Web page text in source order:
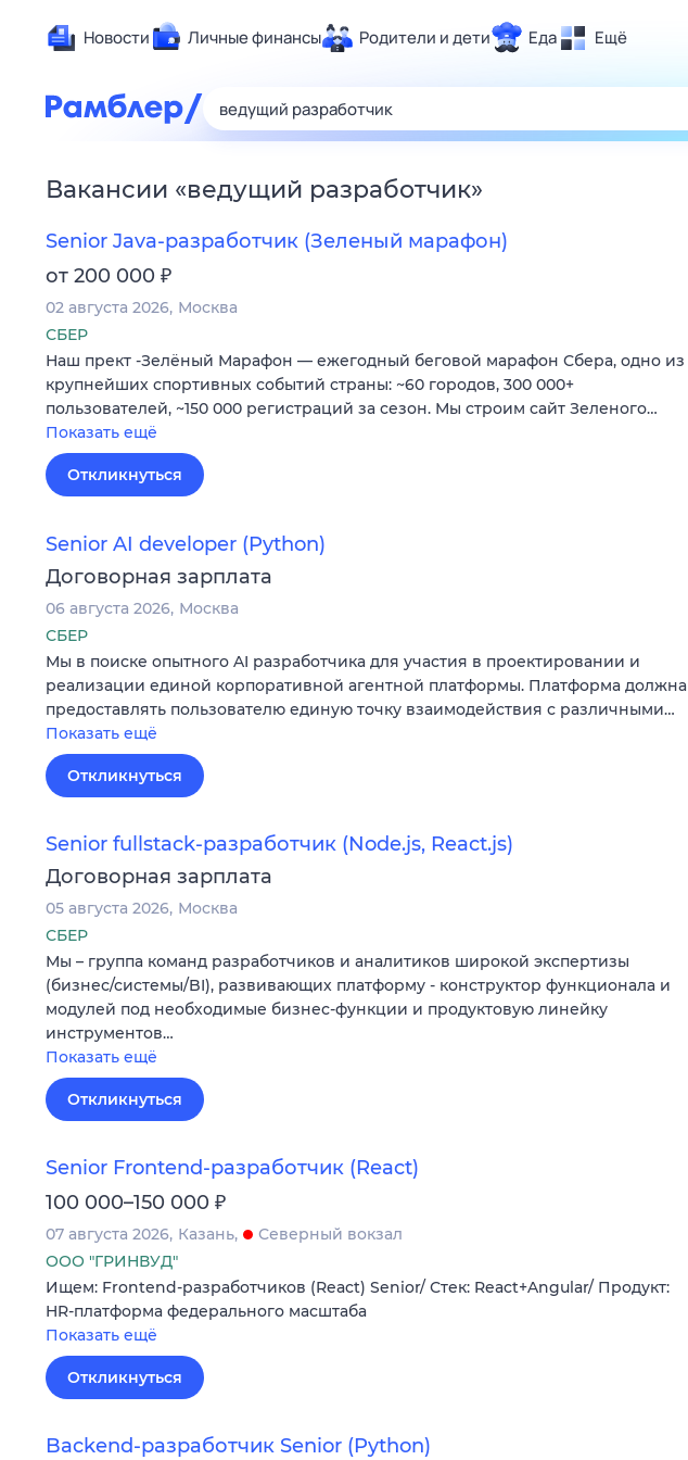
Новости Личные финансы Родители и дети Еда Ещё
Развлечения и отдых
Спорт
Карьера
Сберегаем вместе
Гороскопы
Вакансии «ведущий разработчик»
Senior Java-разработчик (Зеленый марафон)
от 200 000 ₽
02 августа 2026 Москва
СБЕР
Наш прект -Зелёный Марафон — ежегодный беговой марафон Сбера, одно из
крупнейших спортивных событий страны: ~60 городов, 300 000+
пользователей, ~150 000 регистраций за сезон. Мы строим сайт Зеленого…
Показать ещё
Откликнуться
Senior AI developer (Python)
Договорная зарплата
06 августа 2026 Москва
СБЕР
Мы в поиске опытного AI разработчика для участия в проектировании и
реализации единой корпоративной агентной платформы. Платформа должна
предоставлять пользователю единую точку взаимодействия с различными…
Показать ещё
Откликнуться
Senior fullstack-разработчик (Node.js, React.js)
Договорная зарплата
05 августа 2026 Москва
СБЕР
Мы – группа команд разработчиков и аналитиков широкой экспертизы
(бизнес/системы/BI), развивающих платформу - конструктор функционала и
модулей под необходимые бизнес-функции и продуктовую линейку
инструментов…
Показать ещё
Откликнуться
Senior Frontend-разработчик (React)
100 000–150 000 ₽
07 августа 2026 Казань
Северный вокзал
ООО "ГРИНВУД"
Ищем: Frontend-разработчиков (React) Senior/ Стек: React+Angular/ Продукт:
HR-платформа федерального масштаба
Показать ещё
Откликнуться
Backend-разработчик Senior (Python)